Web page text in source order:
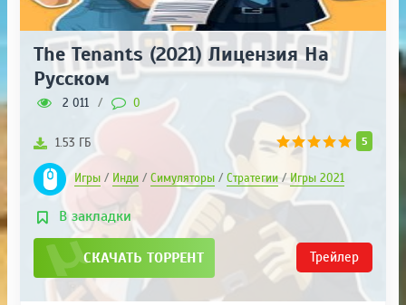
The Tenants (2021) Лицензия На
Русском
2 011 / 0
5
1.53 ГБ
Игры / Инди / Симуляторы / Стратегии / Игры 2021
В закладки
СКАЧАТЬ ТОРРЕНТ Трейлер